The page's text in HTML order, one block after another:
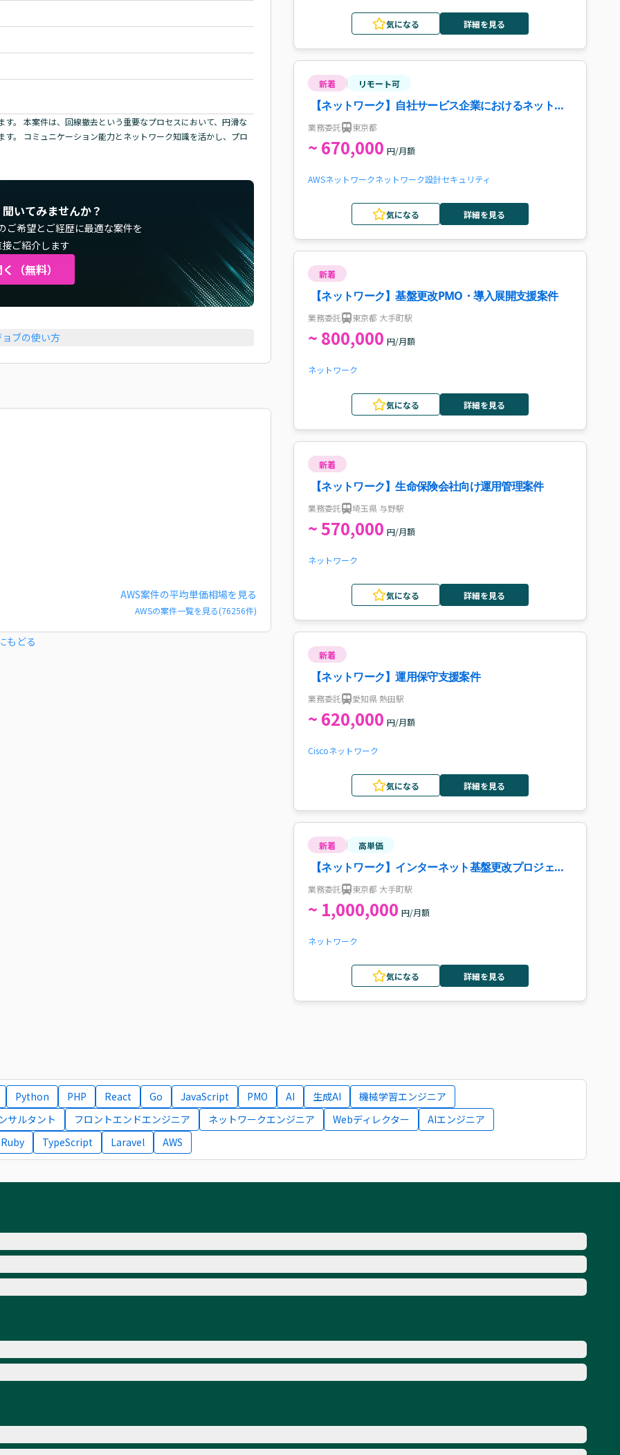
。 本案件は、回線撤去という重要なプロセスにおいて、円滑な
。 コミュニケーション能力とネットワーク知識を活かし、プロ
いてみませんか？
ご希望とご経歴に最適な案件を
ご紹介します
（無料）
ブの使い方
AWS案件の平均単価相場を見る
AWSの案件一覧を見る(76256件)
もどる
気になる 詳細を見る
新着 リモート可
【ネットワーク】自社サービス企業におけるネットワ
ークエンジニア案件・求人
業務委託 東京都
~ 670,000 円/月額
AWSネットワークネットワーク設計セキュリティ
気になる 詳細を見る
新着
【ネットワーク】基盤更改PMO・導入展開支援案件
業務委託 東京都 大手町駅
~ 800,000 円/月額
ネットワーク
気になる 詳細を見る
新着
【ネットワーク】生命保険会社向け運用管理案件
業務委託 埼玉県 与野駅
~ 570,000 円/月額
ネットワーク
気になる 詳細を見る
新着
【ネットワーク】運用保守支援案件
業務委託 愛知県 熱田駅
~ 620,000 円/月額
Ciscoネットワーク
気になる 詳細を見る
新着 高単価
【ネットワーク】インターネット基盤更改プロジェク
ト推進案件・求人
業務委託 東京都 大手町駅
~ 1,000,000 円/月額
ネットワーク
気になる 詳細を見る
Python PHP React Go JavaScript PMO AI 生成AI
機械学習エンジニア
サルタント
フロントエンドエンジニア ネットワークエンジニア Webディレクター
AIエンジニア
Ruby
TypeScript Laravel AWS